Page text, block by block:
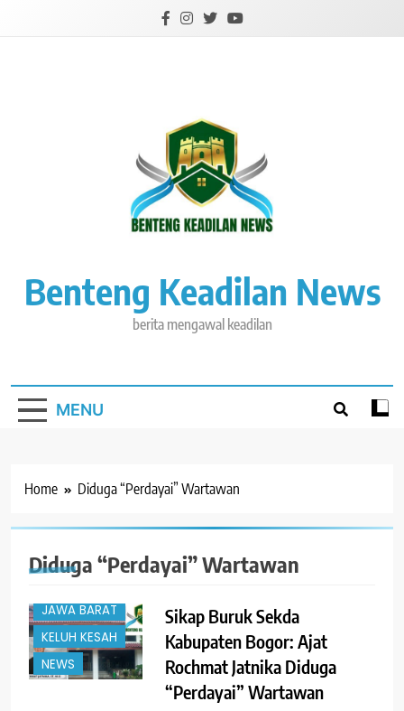
Benteng Keadilan News
berita mengawal keadilan
MENU
Home Diduga “Perdayai” Wartawan
Diduga “Perdayai” Wartawan
#TRENDING
BOGOR
JAWA BARAT
KELUH KESAH
NEWS
Sikap Buruk Sekda
Kabupaten Bogor: Ajat
Rochmat Jatnika Diduga
“Perdayai” Wartawan